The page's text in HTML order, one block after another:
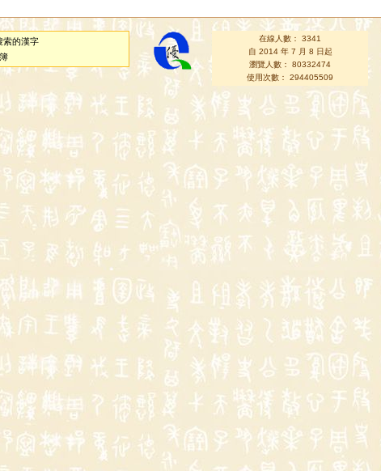
索的漢字
在線人數： 3341
自 2014 年 7 月 8 日起
瀏覽人數： 80332474
使用次數： 294405509